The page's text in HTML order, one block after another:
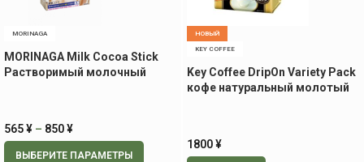
MORINAGA
MORINAGA Milk Cocoa Stick
Растворимый молочный
565¥ – 850¥
ВЫБЕРИТЕ ПАРАМЕТРЫ
НОВЫЙ
KEY COFFEE
Key Coffee DripOn Variety Pack
кофе натуральный молотый
1800¥